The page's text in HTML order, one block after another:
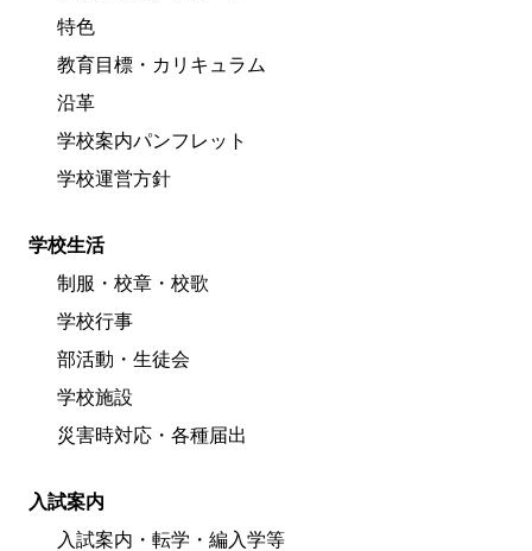
特色
教育目標・カリキュラム
沿革
学校案内パンフレット
学校運営方針
学校生活
制服・校章・校歌
学校行事
部活動・生徒会
学校施設
災害時対応・各種届出
入試案内
入試案内・転学・編入学等